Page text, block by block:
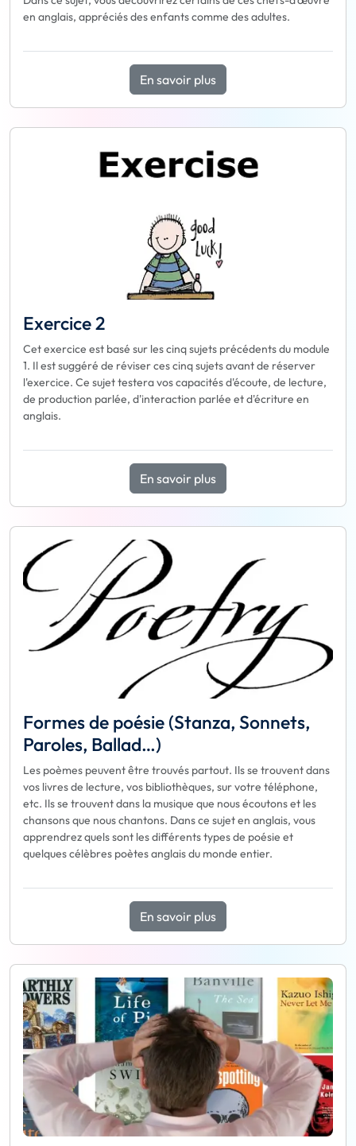
en anglais, appréciés des enfants comme des adultes.
En savoir plus
Exercice 2
Cet exercice est basé sur les cinq sujets précédents du module
1. Il est suggéré de réviser ces cinq sujets avant de réserver
l'exercice. Ce sujet testera vos capacités d'écoute, de lecture,
de production parlée, d'interaction parlée et d'écriture en
anglais.
En savoir plus
Formes de poésie (Stanza, Sonnets,
Paroles, Ballad…)
Les poèmes peuvent être trouvés partout. Ils se trouvent dans
vos livres de lecture, vos bibliothèques, sur votre téléphone,
etc. Ils se trouvent dans la musique que nous écoutons et les
chansons que nous chantons. Dans ce sujet en anglais, vous
apprendrez quels sont les différents types de poésie et
quelques célèbres poètes anglais du monde entier.
En savoir plus